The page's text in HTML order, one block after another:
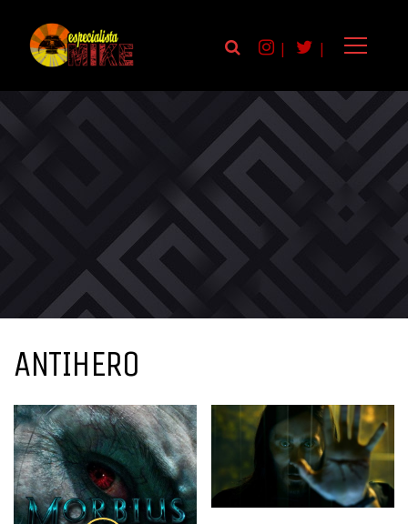
| |
ANTIHERO